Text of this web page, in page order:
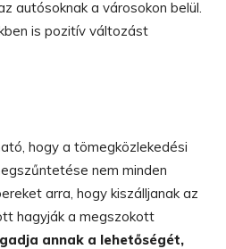
autósoknak a városokon belül.
is pozitív változást
hogy a tömegközlekedési
nem minden
arra, hogy kiszálljanak az
hagyják a megszokott
annak a lehetőségét,